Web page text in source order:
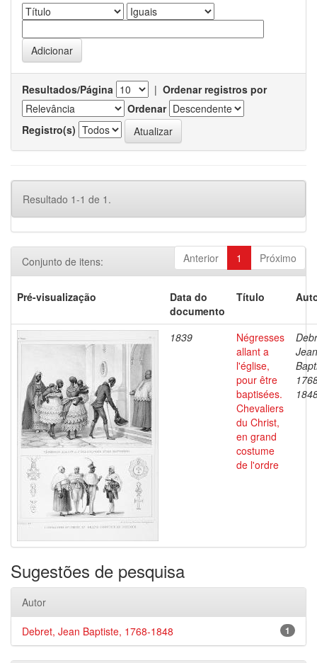
Resultados/Página | Ordenar registros por
Ordenar
Registro(s)
Resultado 1-1 de 1.
Anterior 1 Próximo
Conjunto de itens:
Pré-visualização
Data do
documento
Título
1839
Négresses
allant a
l'église,
pour être
baptisées.
Chevaliers
du Christ,
en grand
costume
de l'ordre
Jean
Sugestões de pesquisa
Autor
1
Debret, Jean Baptiste, 1768-1848